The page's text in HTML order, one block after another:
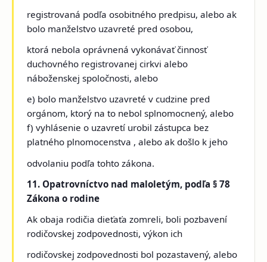
registrovaná podľa osobitného predpisu, alebo ak
bolo manželstvo uzavreté pred osobou,
ktorá nebola oprávnená vykonávať činnosť
duchovného registrovanej cirkvi alebo
náboženskej spoločnosti, alebo
e) bolo manželstvo uzavreté v cudzine pred
orgánom, ktorý na to nebol splnomocnený, alebo
f) vyhlásenie o uzavretí urobil zástupca bez
platného plnomocenstva , alebo ak došlo k jeho
odvolaniu podľa tohto zákona.
11. Opatrovníctvo nad maloletým, podľa § 78
Zákona o rodine
Ak obaja rodičia dieťaťa zomreli, boli pozbavení
rodičovskej zodpovednosti, výkon ich
rodičovskej zodpovednosti bol pozastavený, alebo